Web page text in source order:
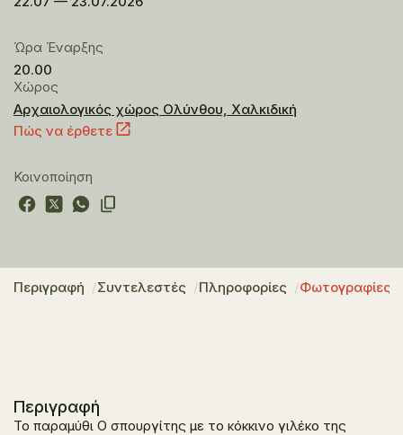
Ώρα Έναρξης
20.00
Χώρος
Αρχαιολογικός χώρος Ολύνθου, Χαλκιδική
Πώς να έρθετε
Κοινοποίηση
Περιγραφή Συντελεστές Πληροφορίες Φωτογραφίες
Περιγραφή
Το παραμύθι Ο σπουργίτης με το κόκκινο γιλέκο της